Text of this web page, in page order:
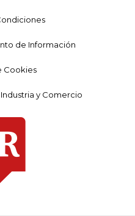
de Información
Cookies
y Comercio